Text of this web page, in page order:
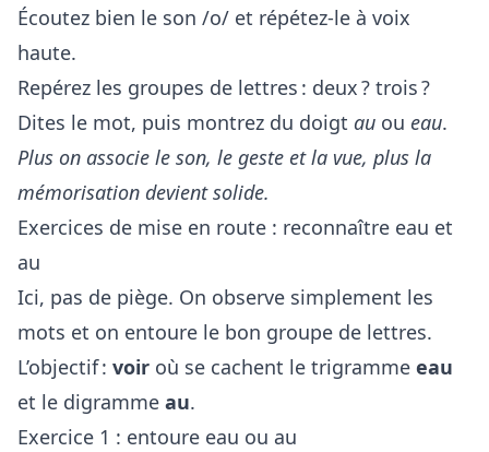
Écoutez bien le son /o/ et répétez-le à voix
haute.
Repérez les groupes de lettres : deux ? trois ?
Dites le mot, puis montrez du doigt au ou eau.
Plus on associe le son, le geste et la vue, plus la
mémorisation devient solide.
Exercices de mise en route : reconnaître eau et
au
Ici, pas de piège. On observe simplement les
mots et on entoure le bon groupe de lettres.
L’objectif : voir où se cachent le trigramme eau
et le digramme au.
Exercice 1 : entoure eau ou au